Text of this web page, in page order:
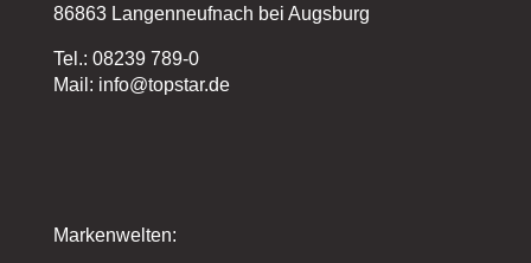
86863 Langenneufnach bei Augsburg
Tel.: 08239 789-0
Mail: info@topstar.de
Markenwelten: